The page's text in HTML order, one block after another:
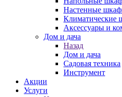
Настенные
Климатические
Аксессуары и
Дом и дача
Назад
Дом и дача
Садовая техника
Инструмент
Акции
Услуги